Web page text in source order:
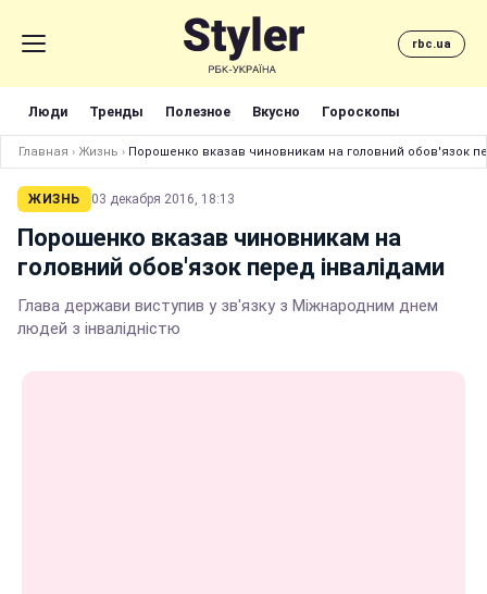
rbc.ua
Люди Тренды Полезное Вкусно Гороскопы
Главная › Жизнь › Порошенко вказав чиновникам на головний обов'язок
ЖИЗНЬ 03 декабря 2016, 18:13
Порошенко вказав чиновникам на
головний обов'язок перед інвалідами
Глава держави виступив у зв'язку з Міжнародним днем
людей з інвалідністю